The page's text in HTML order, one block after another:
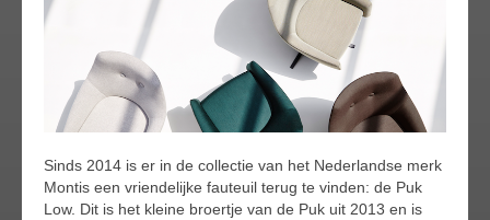
Sinds 2014 is er in de collectie van het Nederlandse merk
Montis een vriendelijke fauteuil terug te vinden: de Puk
Low. Dit is het kleine broertje van de Puk uit 2013 en is